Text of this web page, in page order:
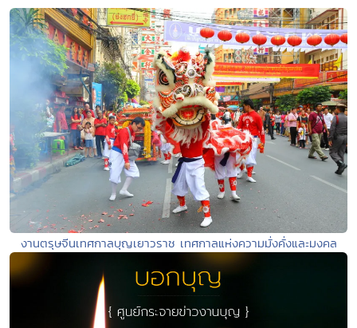
งานตรุษจีนเทศกาลบุญเยาวราช เทศกาลแห่งความมั่งคั่งและมงคล